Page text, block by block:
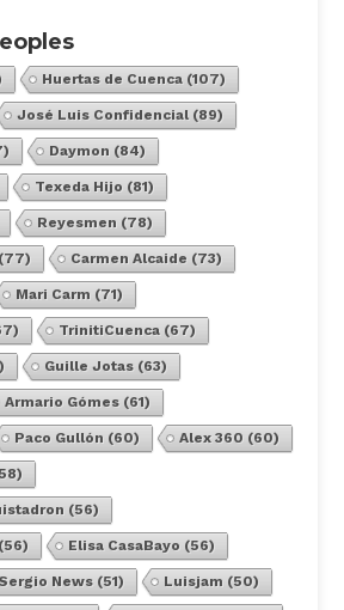
Huertas de Cuenca(107)
José Luis Confidencial(89)
Daymon (84)
Texeda Hijo (81)
Reyesmen (78)
(77) Carmen Alcaide (73)
Mari Carm (71)
TrinitiCuenca(67)
Guille Jotas(63)
Armario Gómes(61)
Paco Gullón (60) Alex 360 (60)
(56)
Elisa CasaBayo (56)
News(51) Luisjam (50)